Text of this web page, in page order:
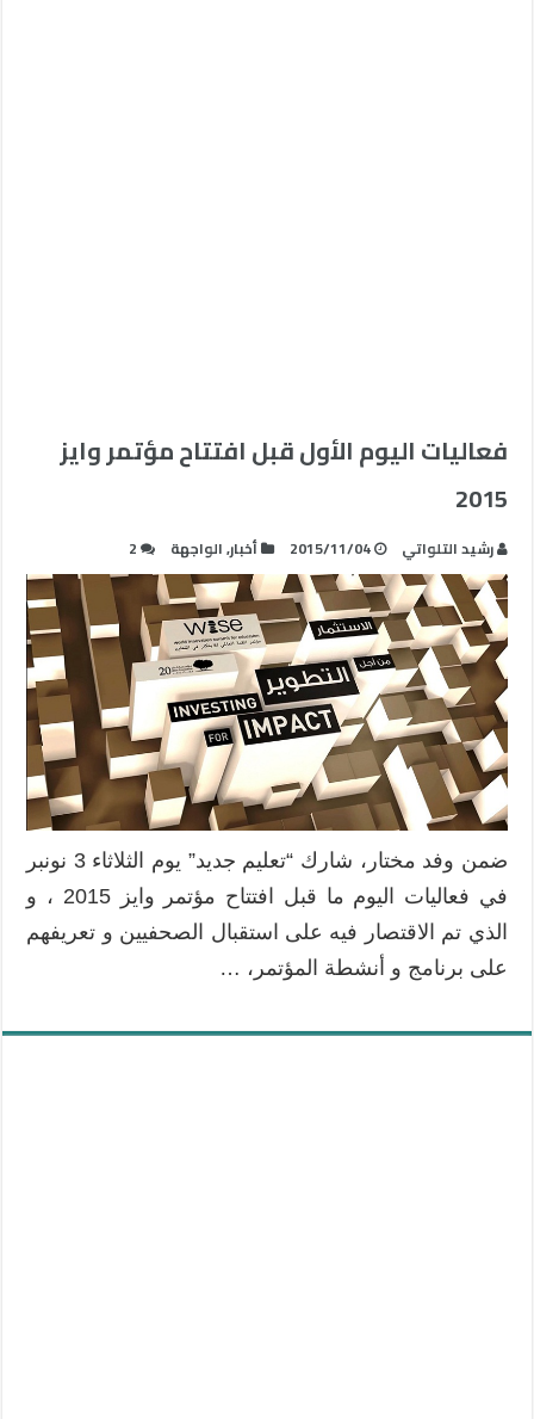
فعاليات اليوم الأول قبل افتتاح مؤتمر وايز
2015
رشيد التلواتي 2015/11/04 أخبار,الواجهة 2
ضمن وفد مختار، شارك “تعليم جديد” يوم الثلاثاء 3 نونبر
في فعاليات اليوم ما قبل افتتاح مؤتمر وايز 2015 ، و
الذي تم الاقتصار فيه على استقبال الصحفيين و تعريفهم
على برنامج و أنشطة المؤتمر، …